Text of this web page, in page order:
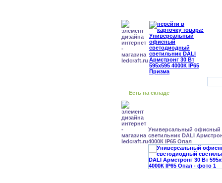
Есть на складе
Универсальный офисный
светильник DALI
4000К IP65 Опал